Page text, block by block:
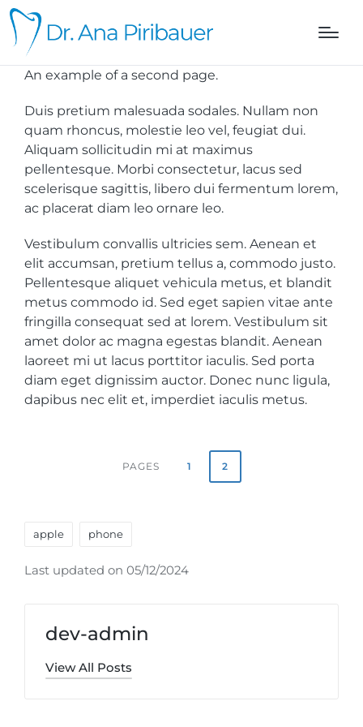
An example of a second page.
Duis pretium malesuada sodales. Nullam non
quam rhoncus, molestie leo vel, feugiat dui.
Aliquam sollicitudin mi at maximus
pellentesque. Morbi consectetur, lacus sed
scelerisque sagittis, libero dui fermentum lorem,
ac placerat diam leo ornare leo.
Vestibulum convallis ultricies sem. Aenean et
elit accumsan, pretium tellus a, commodo justo.
Pellentesque aliquet vehicula metus, et blandit
metus commodo id. Sed eget sapien vitae ante
fringilla consequat sed at lorem. Vestibulum sit
amet dolor ac magna egestas blandit. Aenean
laoreet mi ut lacus porttitor iaculis. Sed porta
diam eget dignissim auctor. Donec nunc ligula,
dapibus nec elit et, imperdiet iaculis metus.
PAGES 1 2
apple phone
Last updated on 05/12/2024
dev-admin
View All Posts